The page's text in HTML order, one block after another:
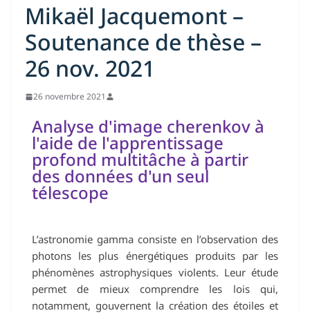
Mikaël Jacquemont –
Soutenance de thèse –
26 nov. 2021
26 novembre 2021
Analyse d'image cherenkov à
l'aide de l'apprentissage
profond multitâche à partir
des données d'un seul
télescope
L’astronomie gamma consiste en l’observation des
photons les plus énergétiques produits par les
phénomènes astrophysiques violents. Leur étude
permet de mieux comprendre les lois qui,
notamment, gouvernent la création des étoiles et